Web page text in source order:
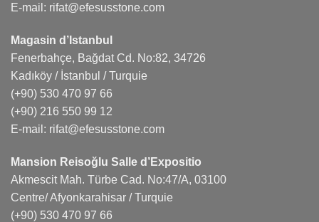
E-mail: rifat@efesusstone.com
Magasin d’Istanbul
Fenerbahçe, Bağdat Cd. No:82, 34726
Kadıköy / İstanbul / Turquie
(+90) 530 470 97 66
(+90) 216 550 99 12
E-mail: rifat@efesusstone.com
Mansion Reisoğlu Salle d’Expositio
Akmescit Mah. Türbe Cad. No:47/A, 03100
Centre/ Afyonkarahisar / Turquie
(+90) 530 470 97 66